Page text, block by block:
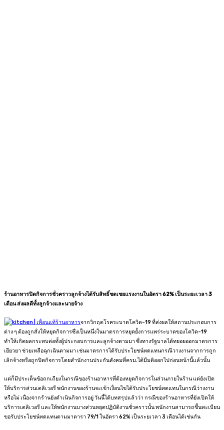
ร้านอาหารปิดกิจการชั่วคราวลูกจ้างได้รับสิทธิ์ชดเชยแรงงานในอัตรา 62% เป็นระยะเวลา 3
เดือน ส่งผลดีทั้งลูกจ้างและนายจ้าง
จากวิกฤตโรคระบาดโควิด-19 ที่ส่งผลให้สถานประกอบการ
ต่าง ๆ ต้องถูกสั่งให้หยุดกิจการซึ่งเป็นหนึ่งในมาตรการหยุดยั้งการแพร่ระบาดของโควิด-19
ทำให้เกิดผลกระทบต่อทั้งผู้ประกอบการและลูกจ้างตามมา ซึ่งทางรัฐบาลได้ทยอยออกมาตรการ
เยียวยา ช่วยเหลือฉุกเฉินตามมา เช่นมาตรการได้รับประโยชน์ทดแทนกรณีวางงานจากการถูก
เลิกจ้างหรือถูกปิดกิจการโดยสำนักงานประกันสังคมที่ครม.ได้มีมติออกไปก่อนหน้านี้แล้วนั้น
แต่ก็มีประเด็นข้อถกเถียงในกรณีของร้านอาหารที่ต้องหยุดกิจการในส่วนภายในร้าน แต่ยังเปิด
ให้บริการส่วนเดลิเวอรี พนักงานของร้านจะเข้าเงื่อนไขได้รับประโยชน์ทดแทนในกรณีว่างงาน
หรือไม่ เนื่องจากร้านยังดำเนินกิจการอยู่ วันนี้ได้บทสรุปแล้วว่า กรณีของร้านอาหารที่ยังเปิดให้
บริการเดลิเวอรี และให้พนักงานบางส่วนหยุดปฏิบัติงานชั่วคราวนั้น พนักงานสามารถขึ้นทะเบียน
ขอรับประโยชน์ทดแทนตามมาตารา 79/1 ในอัตรา 62% เป็นระยเวลา 3 เดือนได้เช่นกัน